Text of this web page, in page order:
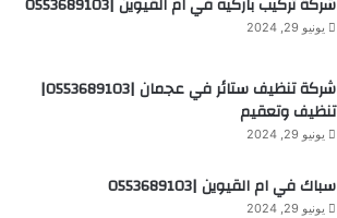
يونيو 29, 2024
شركة تنظيف ستائر في عجمان |0553689103|
تنظيف وتعقيم
يونيو 29, 2024
سباك في ام القيوين |0553689103
يونيو 29, 2024